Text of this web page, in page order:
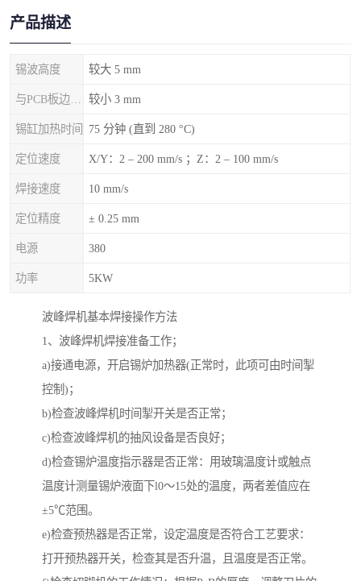
产品描述
锡波高度 较大 5 mm
较小 3 mm
锡缸加热时间 75 分钟 (直到 280 °C)
定位速度 X/Y：2 – 200 mm/s ；Z：2 – 100 mm/s
焊接速度 10 mm/s
定位精度 ± 0.25 mm
电源 380
功率 5KW
波峰焊机基本焊接操作方法
1、波峰焊机焊接准备工作；
a)接通电源，开启锡炉加热器(正常时，此项可由时间掣
控制)；
b)检查波峰焊机时间掣开关是否正常；
c)检查波峰焊机的抽风设备是否良好；
d)检查锡炉温度指示器是否正常：用玻璃温度计或触点
温度计测量锡炉液面下l0～15处的温度，两者差值应在
±5℃范围。
e)检查预热器是否正常，设定温度是否符合工艺要求：
打开预热器开关，检查其是否升温，且温度是否正常。